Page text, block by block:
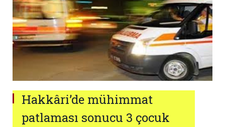
Hakkâri’de mühimmat
patlaması sonucu 3 çocuk